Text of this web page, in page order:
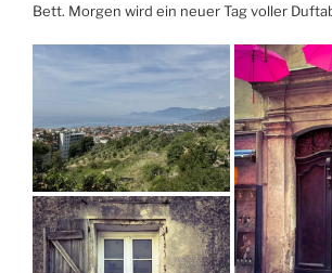
Bett. Morgen wird ein neuer Tag voller